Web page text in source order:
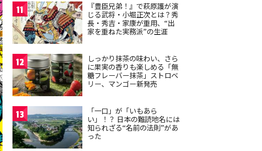
11
『豊臣兄弟！』で萩原護が演
じる武将・小堀正次とは？秀
長・秀吉・家康が重用、“出
家を重ねた実務派”の生涯
12
しっかり抹茶の味わい、さら
に果実の香りも楽しめる「無
糖フレーバー抹茶」ストロベ
リー、マンゴー新発売
13
「一口」が「いもあら
い」！？ 日本の難読地名には
知られざる“名前の法則”があ
った